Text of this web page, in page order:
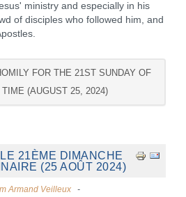
ministry and especially in his
of disciples who followed him, and
FOR THE 21ST SUNDAY OF
(AUGUST 25, 2024)
21ÈME DIMANCHE
(25 AOÛT 2024)
Armand Veilleux